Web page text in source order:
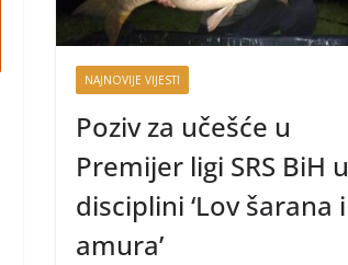
NAJNOVIJE VIJESTI
Poziv za učešće u
Premijer ligi SRS BiH u
disciplini ‘Lov šarana i
amura’